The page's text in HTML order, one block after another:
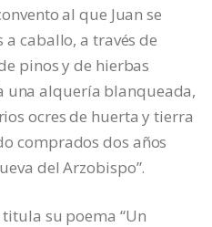
al que Juan se
caballo, a través de
pinos y de hierbas
alquería blanqueada,
ocres de huerta y tierra
comprados dos años
del Arzobispo”.
su poema “Un